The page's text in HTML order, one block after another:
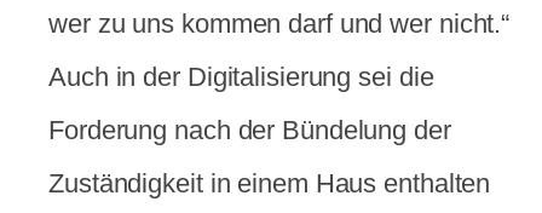
wer zu uns kommen darf und wer nicht.“
Auch in der Digitalisierung sei die
Forderung nach der Bündelung der
Zuständigkeit in einem Haus enthalten